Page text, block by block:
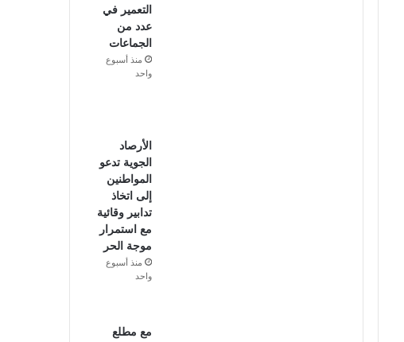
التعمير في
عدد من
الجماعات
منذ أسبوع
واحد
الأرصاد
الجوية تدعو
المواطنين
إلى اتخاذ
تدابير وقائية
مع استمرار
موجة الحر
منذ أسبوع
واحد
مع مطلع